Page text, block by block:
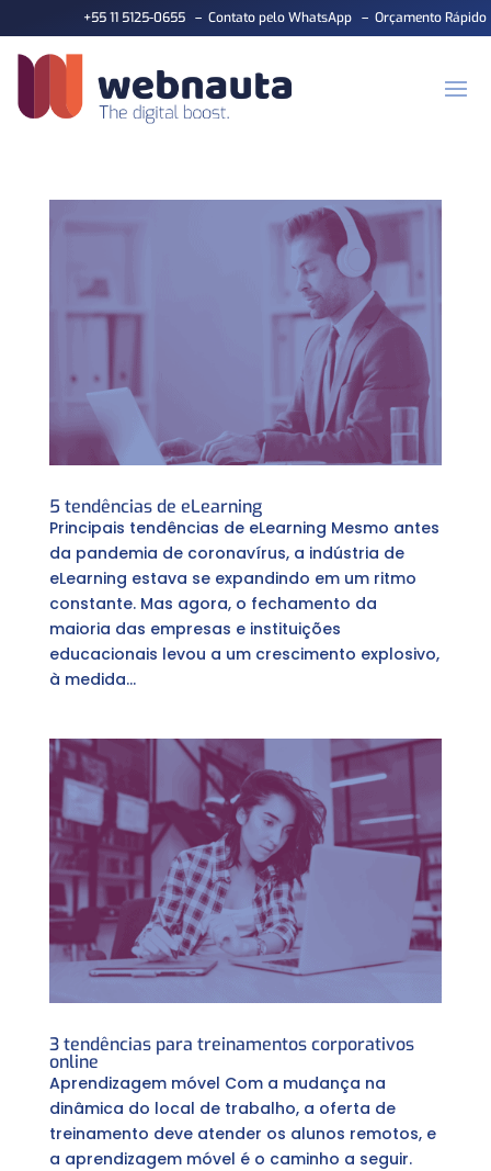
+55 11 5125-0655– Contato pelo WhatsApp– Orçamento Rápido
5 tendências de eLearning
Principais tendências de eLearning Mesmo antes
da pandemia de coronavírus, a indústria de
eLearning estava se expandindo em um ritmo
constante. Mas agora, o fechamento da
maioria das empresas e instituições
educacionais levou a um crescimento explosivo,
à medida...
3 tendências para treinamentos corporativos
online
Aprendizagem móvel Com a mudança na
dinâmica do local de trabalho, a oferta de
treinamento deve atender os alunos remotos, e
a aprendizagem móvel é o caminho a seguir.